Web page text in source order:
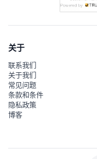
关于
联系我们
关于我们
常见问题
条款和条件
隐私政策
博客